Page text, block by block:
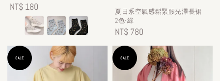
Regular
price
NT$ 180
夏日系空氣感鬆緊腰光澤長裙
2色-綠
Regular
price
NT$ 780
SALE SALE